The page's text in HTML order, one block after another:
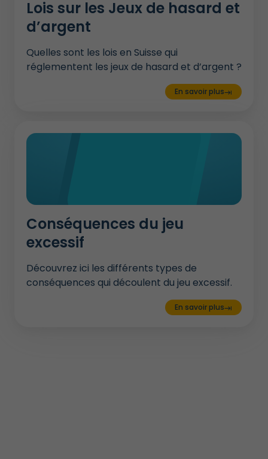
Lois sur les Jeux de hasard et
d’argent
Quelles sont les lois en Suisse qui
réglementent les jeux de hasard et d’argent ?
En savoir pluskeyboard_tab
Conséquences du jeu
excessif
Découvrez ici les différents types de
conséquences qui découlent du jeu excessif.
En savoir pluskeyboard_tab